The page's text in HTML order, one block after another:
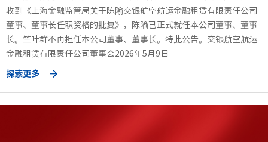
收到《上海金融监管局关于陈隃交银航空航运金融租赁有限责任公司
董事、董事长任职资格的批复》，陈隃已正式就任本公司董事、董事
长。竺叶群不再担任本公司董事、董事长。特此公告。交银航空航运
金融租赁有限责任公司董事会2026年5月9日
探索更多